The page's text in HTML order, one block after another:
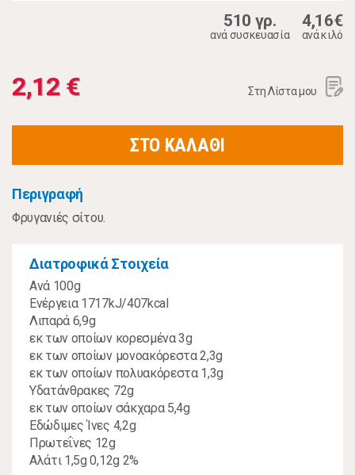
510 γρ.
ανά συσκευασία
4,16€
ανά κιλό
2,12 € Στη Λίστα μου
ΣΤΟ ΚΑΛΑΘΙ
Περιγραφή
Φρυγανιές σίτου.
Διατροφικά Στοιχεία
Ανά 100g
Ενέργεια 1717kJ/407kcal
Λιπαρά 6,9g
εκ των οποίων κορεσμένα 3g
εκ των οποίων μονοακόρεστα 2,3g
εκ των οποίων πολυακόρεστα 1,3g
Υδατάνθρακες 72g
εκ των οποίων σάκχαρα 5,4g
Εδώδιμες Ίνες 4,2g
Πρωτεΐνες 12g
Αλάτι 1,5g 0,12g 2%